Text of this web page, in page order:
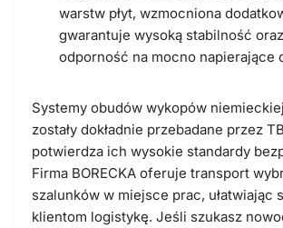
warstw płyt, wzmocniona
gwarantuje wysoką stabilność
odporność na mocno napierające
Systemy obudów wykopów
zostały dokładnie przebadane przez
potwierdza ich wysokie standardy
Firma BORECKA oferuje transport
szalunków w miejsce prac, ułatwiając
klientom logistykę. Jeśli szukasz